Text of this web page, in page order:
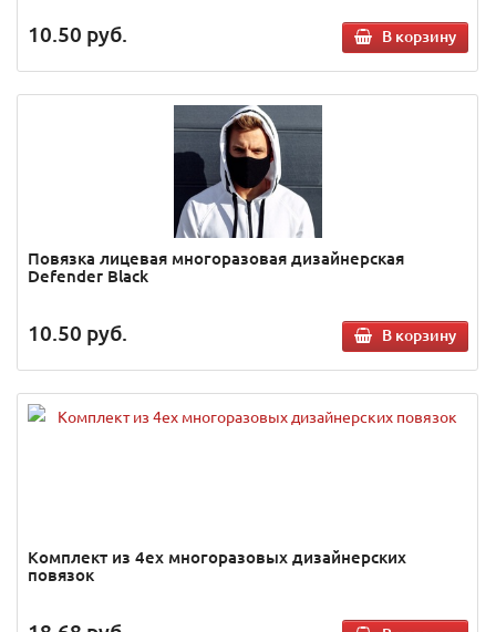
10.50 руб. В корзину
Повязка лицевая многоразовая дизайнерская
Defender Black
10.50 руб. В корзину
Комплект из 4ех многоразовых дизайнерских
повязок